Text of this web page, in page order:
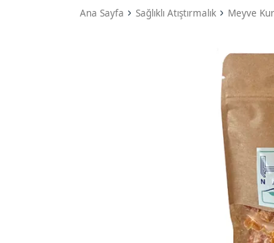
Ana Sayfa Sağlıklı Atıştırmalık Meyve